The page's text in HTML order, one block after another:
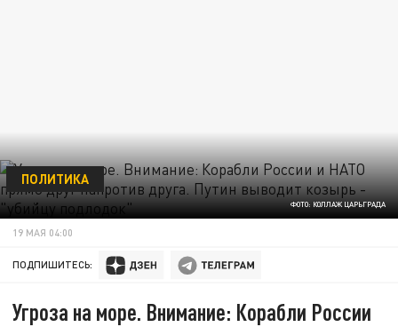
ФОТО: КОЛЛАЖ ЦАРЬГРАДА
ПОЛИТИКА
19 МАЯ 04:00
ПОДПИШИТЕСЬ:
Угроза на море. Внимание: Корабли России